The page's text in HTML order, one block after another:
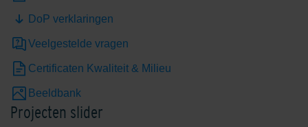
DoP verklaringen
Veelgestelde vragen
Certificaten Kwaliteit & Milieu
Beeldbank
Projecten slider